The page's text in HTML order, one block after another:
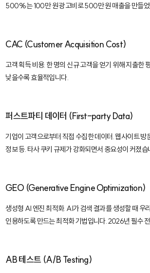
500%는 100만 원 광고비로 500만 원 매출을 만들었
CAC (Customer Acquisition Cost)
고객 획득 비용. 한 명의 신규 고객을 얻기 위해 지출한
낮을수록 효율적입니다.
퍼스트파티 데이터 (First-party Data)
기업이 고객으로부터 직접 수집한 데이터. 웹사이트 방
정보 등. 타사 쿠키 규제가 강화되면서 중요성이 커졌습
GEO (Generative Engine Optimization)
생성형 AI 엔진 최적화. AI가 검색 결과를 생성할 때 우
인용하도록 만드는 최적화 기법입니다. 2026년 필수
AB 테스트 (A/B Testing)